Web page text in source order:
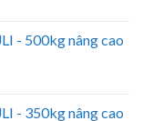
- 500kg nâng cao
- 350kg nâng cao